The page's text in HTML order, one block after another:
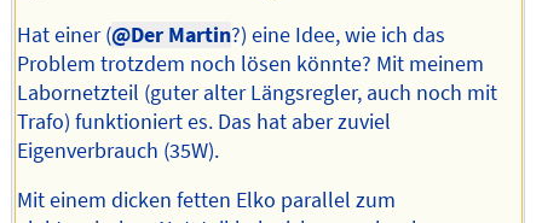
Hat einer (@Der Martin?) eine Idee, wie ich das
Problem trotzdem noch lösen könnte? Mit meinem
Labornetzteil (guter alter Längsregler, auch noch mit
Trafo) funktioniert es. Das hat aber zuviel
Eigenverbrauch (35W).
Mit einem dicken fetten Elko parallel zum